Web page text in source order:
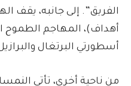
أهداف)، المهاجم الطموح
أسطورتي البرتغال
من ناحية أخرى، تأتي